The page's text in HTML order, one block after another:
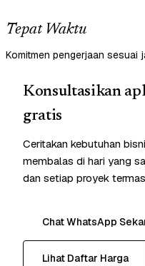
Tepat Waktu
Komitmen pengerjaan sesuai
Konsultasikan
gratis
Ceritakan kebutuhan
membalas di hari yang
dan setiap proyek
Chat WhatsApp
Lihat Daftar Harga